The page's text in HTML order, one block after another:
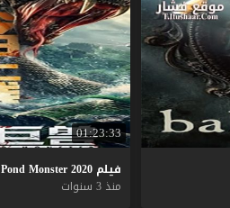
01:23:33
فيلم PondMonster2020
منذ 3 سنوات